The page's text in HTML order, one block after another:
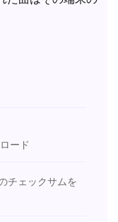
ード
チェックサムを